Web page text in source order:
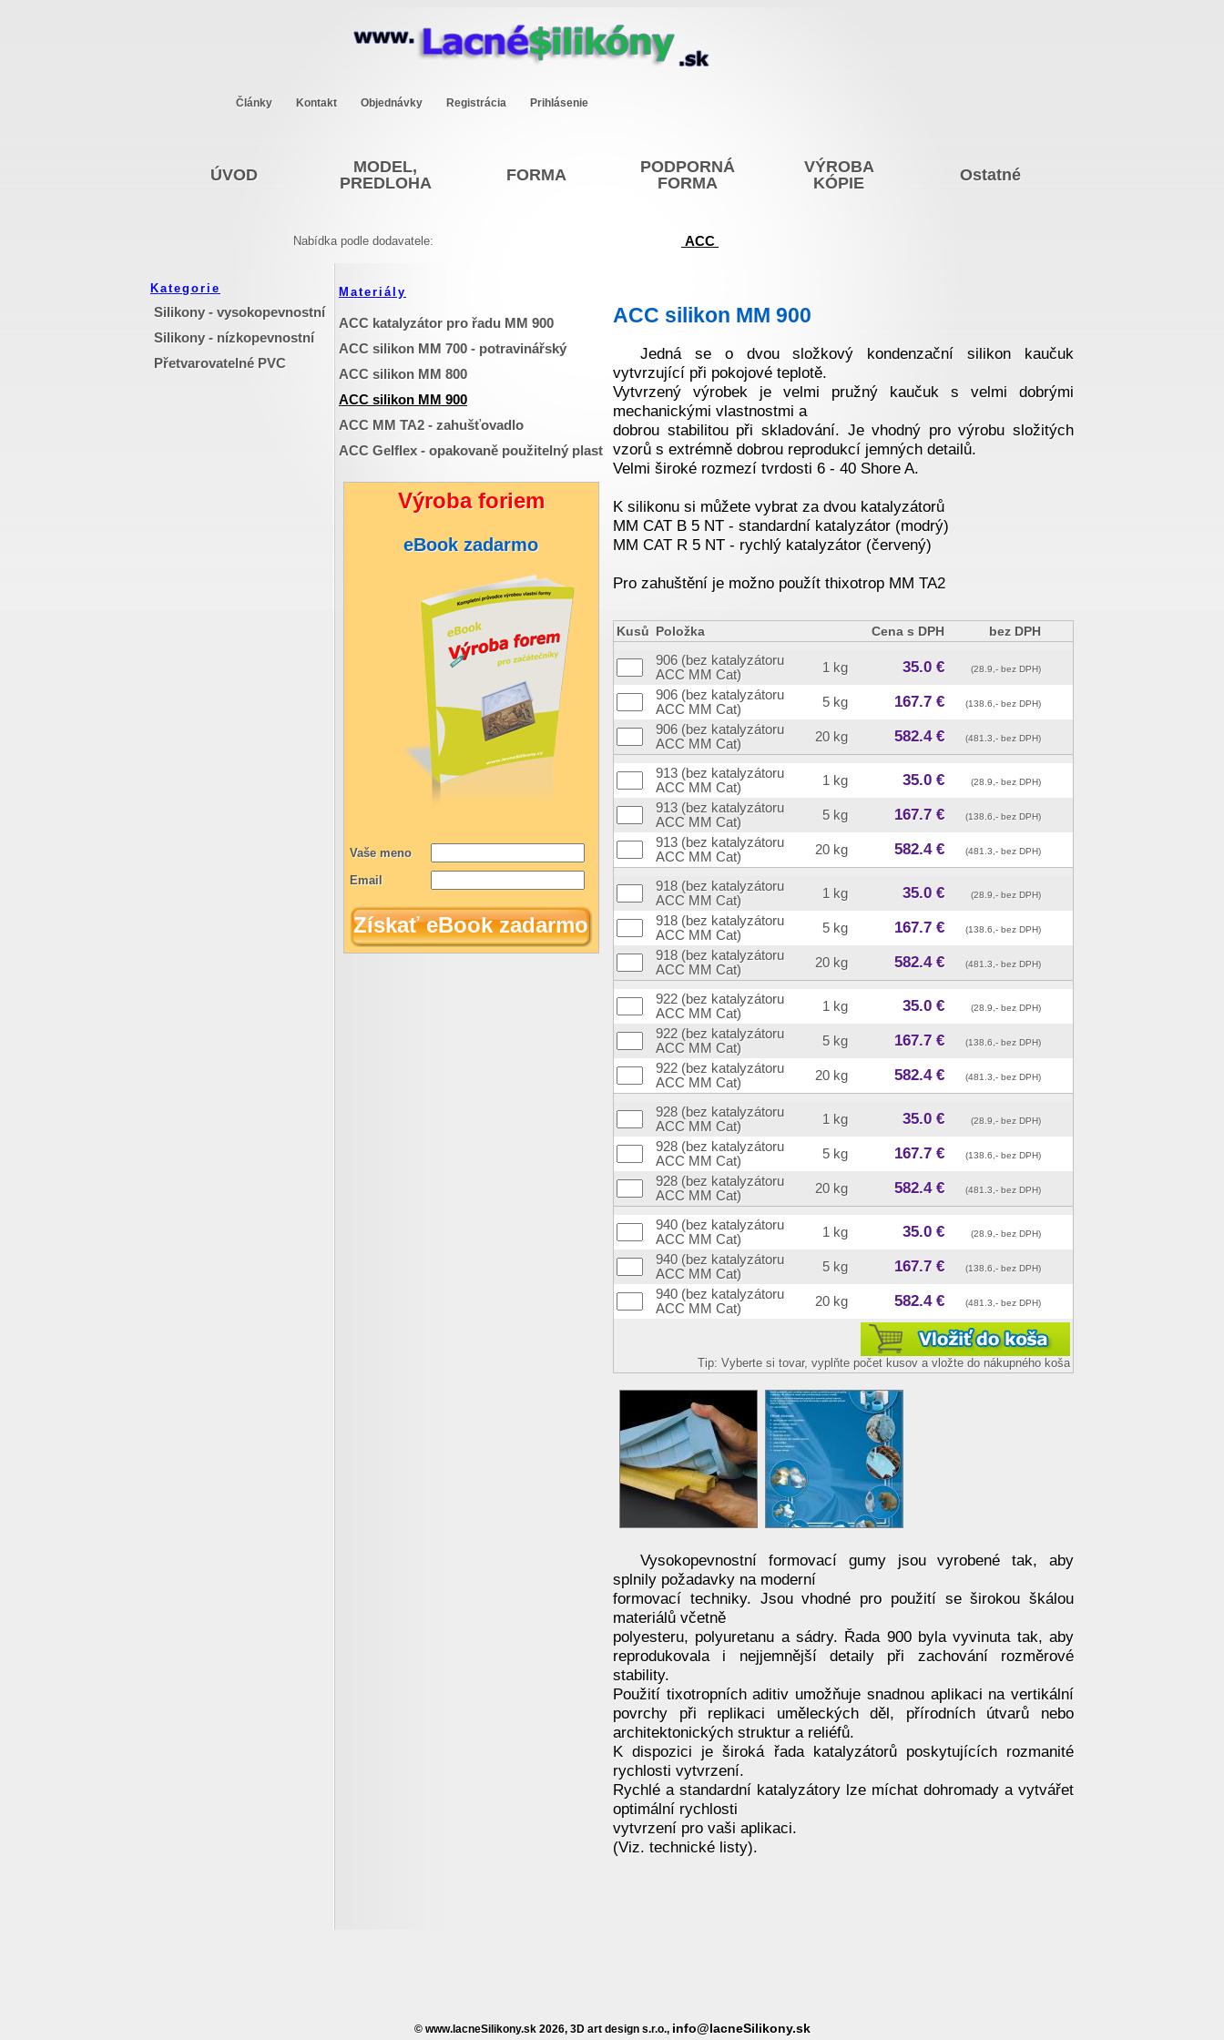
Články Kontakt Objednávky Registrácia Prihlásenie
ÚVOD
MODEL,
PREDLOHA
FORMA
PODPORNÁ
FORMA
VÝROBA
KÓPIE
Ostatné
Nabídka podle dodavatele: ACC
Kategorie
Silikony - vysokopevnostní
Silikony - nízkopevnostní
Přetvarovatelné PVC
Materiály
ACC katalyzátor pro řadu MM 900
ACC silikon MM 700 - potravinářský
ACC silikon MM 800
ACC silikon MM 900
ACC MM TA2 - zahušťovadlo
ACC Gelflex - opakovaně použitelný plast
Výroba foriem
eBook zadarmo
Vaše meno
Email
Získať eBook zadarmo
ACC silikon MM 900
Jedná se o dvou složkový kondenzační silikon kaučuk
vytvrzující při pokojové teplotě.
Vytvrzený výrobek je velmi pružný kaučuk s velmi dobrými
mechanickými vlastnostmi a
dobrou stabilitou při skladování. Je vhodný pro výrobu složitých
vzorů s extrémně dobrou reprodukcí jemných detailů.
Velmi široké rozmezí tvrdosti 6 - 40 Shore A.
K silikonu si můžete vybrat za dvou katalyzátorů
MM CAT B 5 NT - standardní katalyzátor (modrý)
MM CAT R 5 NT - rychlý katalyzátor (červený)
Pro zahuštění je možno použít thixotrop MM TA2
Kusů Položka Cena s DPH
bez DPH
906 (bez katalyzátoru
ACC MM Cat)
1 kg 35.0 € (28.9,- bez DPH)
906 (bez katalyzátoru
ACC MM Cat)
5 kg 167.7 € (138.6,- bez DPH)
906 (bez katalyzátoru
ACC MM Cat)
20 kg 582.4 € (481.3,- bez DPH)
913 (bez katalyzátoru
ACC MM Cat)
1 kg 35.0 € (28.9,- bez DPH)
913 (bez katalyzátoru
ACC MM Cat)
5 kg 167.7 € (138.6,- bez DPH)
913 (bez katalyzátoru
ACC MM Cat)
20 kg 582.4 € (481.3,- bez DPH)
918 (bez katalyzátoru
ACC MM Cat)
1 kg 35.0 € (28.9,- bez DPH)
918 (bez katalyzátoru
ACC MM Cat)
5 kg 167.7 € (138.6,- bez DPH)
918 (bez katalyzátoru
ACC MM Cat)
20 kg 582.4 € (481.3,- bez DPH)
922 (bez katalyzátoru
ACC MM Cat)
1 kg 35.0 € (28.9,- bez DPH)
922 (bez katalyzátoru
ACC MM Cat)
5 kg 167.7 € (138.6,- bez DPH)
922 (bez katalyzátoru
ACC MM Cat)
20 kg 582.4 € (481.3,- bez DPH)
928 (bez katalyzátoru
ACC MM Cat)
1 kg 35.0 € (28.9,- bez DPH)
928 (bez katalyzátoru
ACC MM Cat)
5 kg 167.7 € (138.6,- bez DPH)
928 (bez katalyzátoru
ACC MM Cat)
20 kg 582.4 € (481.3,- bez DPH)
940 (bez katalyzátoru
ACC MM Cat)
1 kg 35.0 € (28.9,- bez DPH)
940 (bez katalyzátoru
ACC MM Cat)
5 kg 167.7 € (138.6,- bez DPH)
940 (bez katalyzátoru
ACC MM Cat)
20 kg 582.4 € (481.3,- bez DPH)
Tip: Vyberte si tovar, vyplňte počet kusov a vložte do nákupného koša
Vysokopevnostní formovací gumy jsou vyrobené tak, aby
splnily požadavky na moderní
formovací techniky. Jsou vhodné pro použití se širokou škálou
materiálů včetně
polyesteru, polyuretanu a sádry. Řada 900 byla vyvinuta tak, aby
reprodukovala i nejjemnější detaily při zachování rozměrové
stability.
Použití tixotropních aditiv umožňuje snadnou aplikaci na vertikální
povrchy při replikaci uměleckých děl, přírodních útvarů nebo
architektonických struktur a reliéfů.
K dispozici je široká řada katalyzátorů poskytujících rozmanité
rychlosti vytvrzení.
Rychlé a standardní katalyzátory lze míchat dohromady a vytvářet
optimální rychlosti
vytvrzení pro vaši aplikaci.
(Viz. technické listy).
© www.lacneSilikony.sk 2026, 3D art design s.r.o., info@lacneSilikony.sk